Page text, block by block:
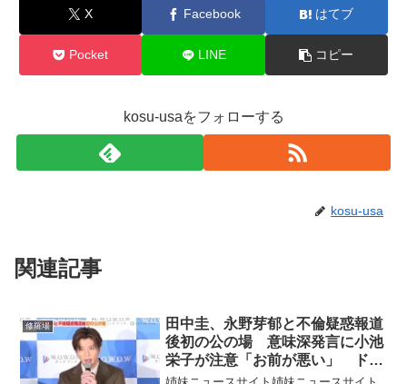
X Facebook はてブ
Pocket LINE コピー
kosu-usaをフォローする
kosu-usa
関連記事
修羅場
田中圭、永野芽郁と不倫疑惑報道
後初の公の場 意味深発言に小池
栄子が注意「お前が悪い」 ドラ
マW 三谷幸喜『おい、太宰』完成